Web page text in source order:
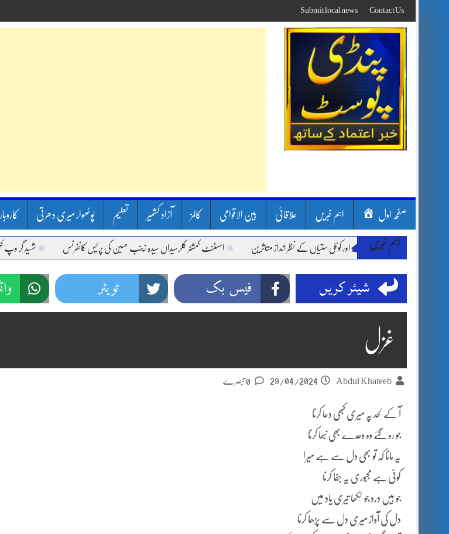
to
content
Contact Us
Submit local news
صفحہ اول اہم خبریں علاقائی بین الاقوامی کالمز آزاد کشمیر تعلیم پوٹھوار میری دھرتی کاروبار
اہم خبریں
بارشیں، لینڈ سلائیڈنگ اور کوٹلی ستیاں کے نظر انداز متاثرین اسسٹنٹ کمشنر کلرسیداں سیدہ زینب حسین کی پریس کانفرنس شہید گر وپ
شیئر کریں فیس بک ٹویٹر
غزل
Abdul Khateeb
29/04/2024
آ کے لحد پہ میری کبھی دعا کرنا
جو رہ گئے وہ وعدے بھی نبھا کرنا
یہ مانا کہ تو بھی دل سے ہے میرا
کوئی ہے مجبوری یہ جفا کرنا
جو ہیں درد جو لکھا تیری یاد میں
دل کی آواز میری دل سے پڑھا کرنا